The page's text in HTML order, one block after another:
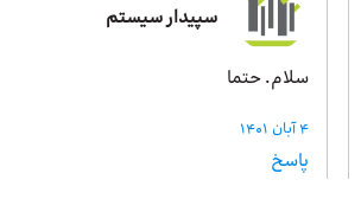
سپیدار سیستم
سلام. حتما
4 آبان 1401
پاسخ